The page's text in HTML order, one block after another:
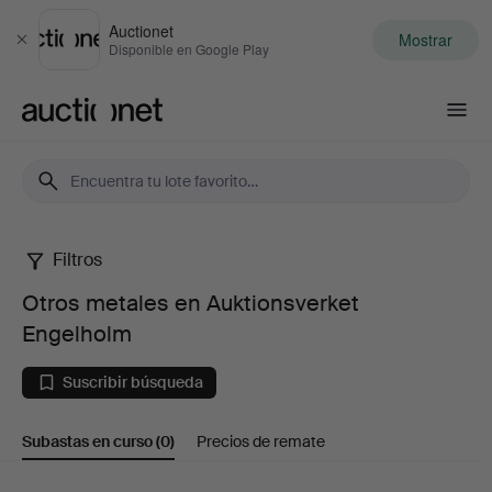
Cerrar
Auctionet
Disponible en Google Play Mostrar
Otros
metales
en
Auktionsverket
Filtros
Otros metales en Auktionsverket
Engelholm
Suscribir búsqueda
Subastas en curso(0) Precios de remate